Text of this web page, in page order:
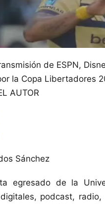
de ESPN,
la Copa Libertadores
AUTOR
Sánchez
egresado de la
podcast,